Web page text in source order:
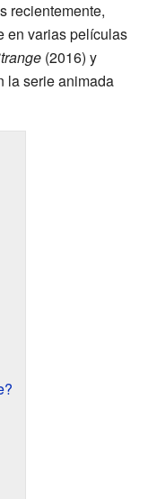
recientemente,
en varias películas
(2016) y
la serie animada